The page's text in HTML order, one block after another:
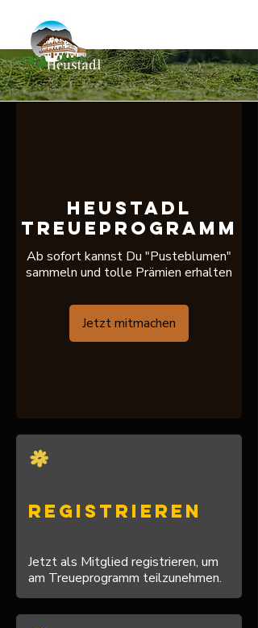
Heustadl
Treueprogramm
Ab sofort kannst Du "Pusteblumen"
sammeln und tolle Prämien erhalten
Jetzt mitmachen
Registrieren
Jetzt als Mitglied registrieren, um
am Treueprogramm teilzunehmen.